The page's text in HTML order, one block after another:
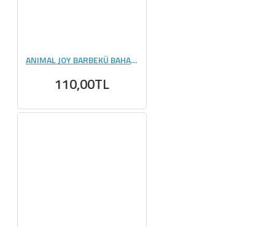
ANIMAL JOY BARBEKÜ BAHARATI 100 GR
110,00TL